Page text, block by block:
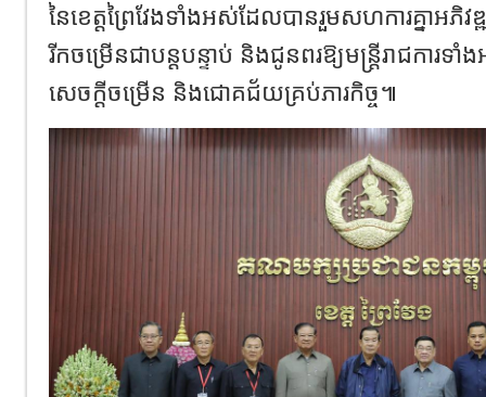
នៃខេត្តព្រៃវែងទាំងអស់ដែលបានរួមសហការគ្នាអភិវ
រីកចម្រើនជាបន្តបន្ទាប់ និងជូនពរឱ្យមន្ត្រីរាជការ
សេចក្តីចម្រើន និងជោគជ័យគ្រប់ភារកិច្ច៕